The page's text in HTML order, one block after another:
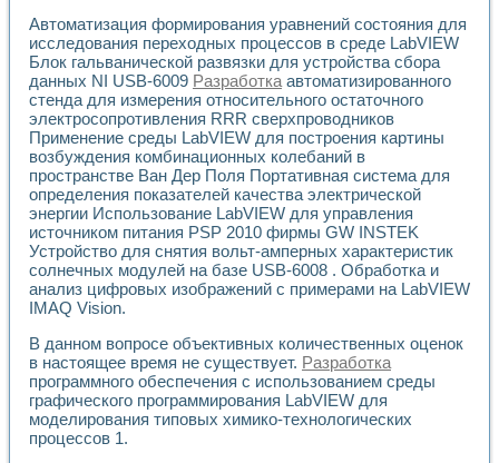
Автоматизация формирования уравнений состояния для
исследования переходных процессов в среде LabVIEW
Блок гальванической развязки для устройства сбора
данных NI USB-6009 Разработкаавтоматизированного
стенда для измерения относительного остаточного
электросопротивления RRR сверхпроводников
Применение среды LabVIEW для построения картины
возбуждения комбинационных колебаний в
пространстве Ван Дер Поля Портативная система для
определения показателей качества электрической
энергии Использование LabVIEW для управления
источником питания PSP 2010 фирмы GW INSTEK
Устройство для снятия вольт-амперных характеристик
солнечных модулей на базе USB-6008 . Обработка и
анализ цифровых изображений с примерами на LabVIEW
IMAQ Vision.
В данном вопросе объективных количественных оценок
в настоящее время не существует. Разработка
программного обеспечения с использованием среды
графического программирования LabVIEW для
моделирования типовых химико-технологических
процессов 1.